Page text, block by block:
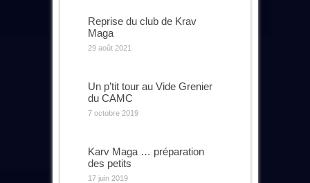
Reprise du club de Krav
Maga
29 août 2021
Un p’tit tour au Vide Grenier
du CAMC
7 octobre 2019
Karv Maga … préparation
des petits
17 juin 2019